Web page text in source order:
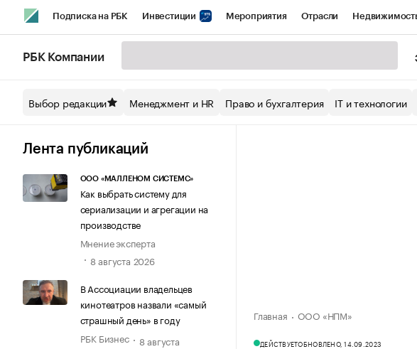
Подписка на РБК Инвестиции Мероприятия Отрасли
Спецпроекты СПб Конференции СПб Спецпроекты
Технологии и медиа
РБК Компании
Выбор редакции Менеджмент и HR Право и бухгалтерия IT и технологии
Лента публикаций
ООО «МАЛЛЕНОМ СИСТЕМС»
Как выбрать систему для
сериализации и агрегации на
производстве
Мнение эксперта
8 августа 2026
В Ассоциации владельцев
кинотеатров назвали «самый
страшный день» в году
РБК Бизнес
8 августа
Главная ООО «НПМ»
ДЕЙСТВУЕТОБНОВЛЕНО, 14.09.2023